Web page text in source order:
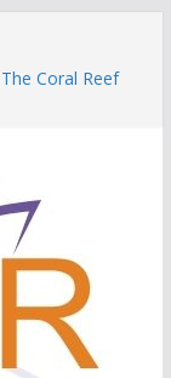
Coral Reef
de
oameni, emoții